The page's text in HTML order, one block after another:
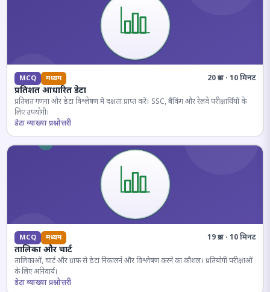
MCQ मध्यम 20 प्रश्न · 10 मिनट
प्रतिशत आधारित डेटा
प्रतिशत गणना और डेटा विश्लेषण में दक्षता प्राप्त करें। SSC, बैंकिंग और रेलवे परीक्षार्थियों के
लिए उपयोगी।
डेटा व्याख्या प्रश्नोत्तरी
MCQ मध्यम 19 प्रश्न · 10 मिनट
तालिका और चार्ट
तालिकाओं, चार्ट और ग्राफ से डेटा निकालने और विश्लेषण करने का कौशल। प्रतियोगी परीक्षाओं
के लिए अनिवार्य।
डेटा व्याख्या प्रश्नोत्तरी